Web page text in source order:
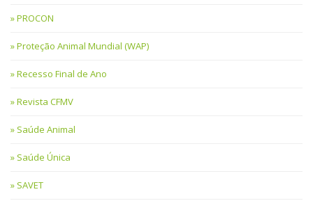
PROCON
Proteção Animal Mundial (WAP)
Recesso Final de Ano
Revista CFMV
Saúde Animal
Saúde Única
SAVET